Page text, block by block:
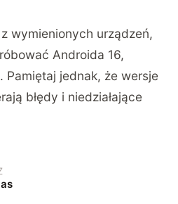
wymienionych urządzeń,
Androida 16,
Pamiętaj jednak, że wersje
błędy i niedziałające